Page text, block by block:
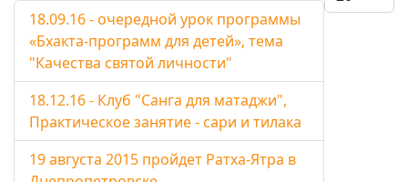
18.09.16 - очередной урок программы
«Бхакта-программ для детей», тема
"Качества святой личности"
18.12.16 - Клуб "Санга для матаджи",
Практическое занятие - сари и тилака
19 августа 2015 пройдет Ратха-Ятра в